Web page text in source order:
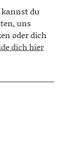
kannst du
uns
oder dich
dich hier